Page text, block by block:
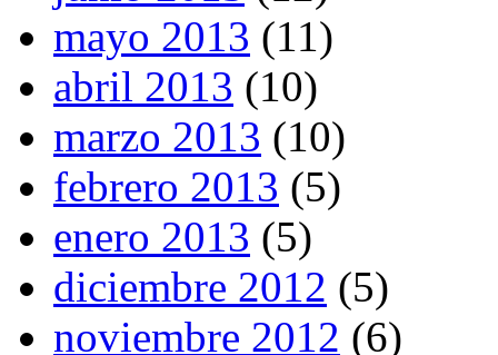
mayo 2013 (11)
abril 2013 (10)
marzo 2013 (10)
febrero 2013 (5)
enero 2013 (5)
diciembre 2012 (5)
noviembre 2012 (6)